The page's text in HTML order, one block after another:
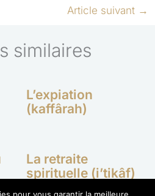
Article suivant →
similaires
L’expiation
(kaffârah)
La retraite
spirituelle (i’tikâf)